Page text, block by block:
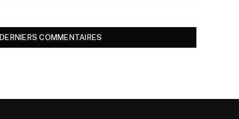
DERNIERS COMMENTAIRES